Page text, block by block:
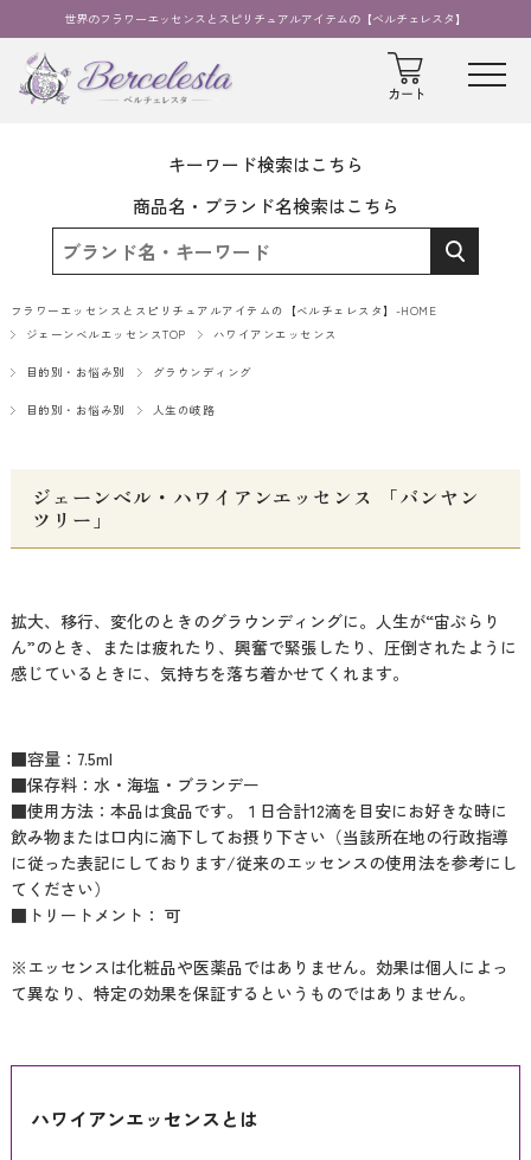
世界のフラワーエッセンスとスピリチュアルアイテムの【ベルチェレスタ】
キーワード検索はこちら
商品名・ブランド名検索はこちら
フラワーエッセンスとスピリチュアルアイテムの【ベルチェレスタ】-HOME
ジェーンベルエッセンスTOP
ハワイアンエッセンス
目的別・お悩み別 グラウンディング
目的別・お悩み別 人生の岐路
ジェーンベル・ハワイアンエッセンス 「バンヤン
ツリー」
拡大、移行、変化のときのグラウンディングに。人生が“宙ぶらり
ん”のとき、または疲れたり、興奮で緊張したり、圧倒されたように
感じているときに、気持ちを落ち着かせてくれます。
■容量：7.5ml
■保存料：水・海塩・ブランデー
■使用方法：本品は食品です。１日合計12滴を目安にお好きな時に
飲み物または口内に滴下してお摂り下さい（当該所在地の行政指導
に従った表記にしております/従来のエッセンスの使用法を参考にし
てください）
■トリートメント： 可
※エッセンスは化粧品や医薬品ではありません。効果は個人によっ
て異なり、特定の効果を保証するというものではありません。
ハワイアンエッセンスとは